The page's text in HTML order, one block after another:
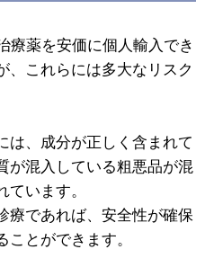
療薬を安価に個人輸入でき
、これらには多大なリスク
は、成分が正しく含まれて
が混入している粗悪品が混
います。
療であれば、安全性が確保
とができます。